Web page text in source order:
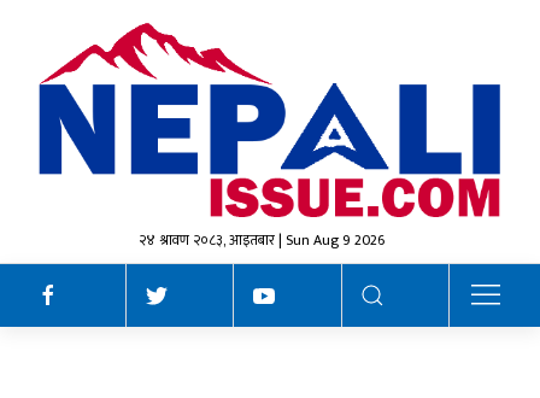
२४ श्रावण २०८३, आइतबार | Sun Aug 9 2026